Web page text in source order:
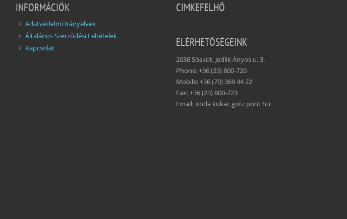
INFORMÁCIÓK
Adatvédelmi Irányelvek
Általános Szerződési Feltételek
Kapcsolat
CIMKEFELHŐ
ELÉRHETŐSÉGEINK
2038 Sóskút, Jedlik Ányos u. 3.
Phone: +36 (23) 800-720
Mobile: +36 (70) 369 44 22
Fax: +36 (23) 800-723
Email: iroda kukac gotz pont hu